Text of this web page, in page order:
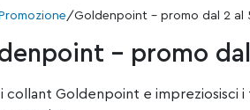
Promozione/Goldenpoint – promo dal 2 al
– promo
collant Goldenpoint e impreziosisci i